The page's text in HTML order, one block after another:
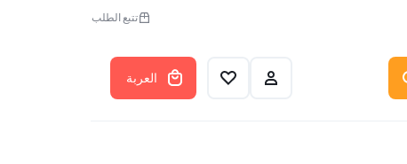
تتبع الطلب
العربة